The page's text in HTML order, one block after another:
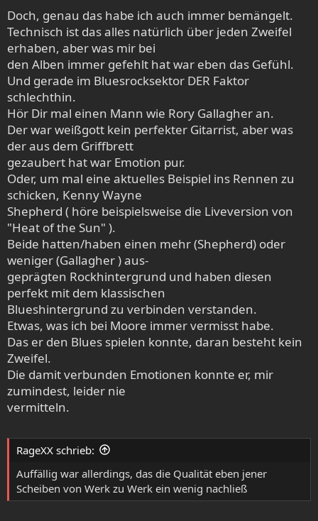
Doch, genau das habe ich auch immer bemängelt.
Technisch ist das alles natürlich über jeden Zweifel
erhaben, aber was mir bei
den Alben immer gefehlt hat war eben das Gefühl.
Und gerade im Bluesrocksektor DER Faktor
schlechthin.
Hör Dir mal einen Mann wie Rory Gallagher an.
Der war weißgott kein perfekter Gitarrist, aber was
der aus dem Griffbrett
gezaubert hat war Emotion pur.
Oder, um mal eine aktuelles Beispiel ins Rennen zu
schicken, Kenny Wayne
Shepherd ( höre beispielsweise die Liveversion von
"Heat of the Sun" ).
Beide hatten/haben einen mehr (Shepherd) oder
weniger (Gallagher ) aus-
geprägten Rockhintergrund und haben diesen
perfekt mit dem klassischen
Blueshintergrund zu verbinden verstanden.
Etwas, was ich bei Moore immer vermisst habe.
Das er den Blues spielen konnte, daran besteht kein
Zweifel.
Die damit verbunden Emotionen konnte er, mir
zumindest, leider nie
vermitteln.
RageXX schrieb:
Auffällig war allerdings, das die Qualität eben jener
Scheiben von Werk zu Werk ein wenig nachließ